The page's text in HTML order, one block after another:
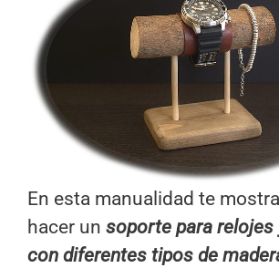
En esta manualidad te
hacer un soporte para relojes
con diferentes tipos de